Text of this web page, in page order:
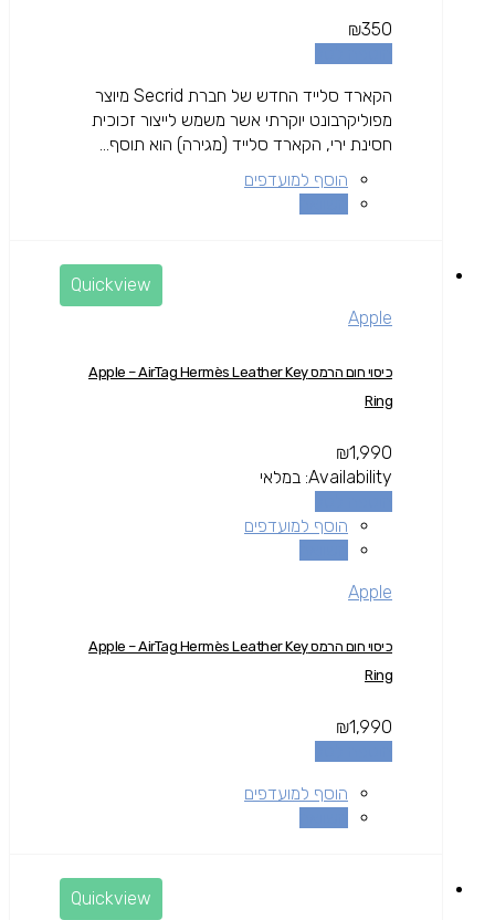
₪350
הקארד סלייד החדש של חברת Secrid מיוצר
מפוליקרבונט יוקרתי אשר משמש לייצור זכוכית
חסינת ירי, הקארד סלייד (מגירה) הוא תוסף...
הוסף למועדפים
Quickview
Apple
כיסוי חום הרמס Apple – AirTag Hermès Leather Key
Ring
₪1,990
Availability: במלאי
הוסף למועדפים
Apple
כיסוי חום הרמס Apple – AirTag Hermès Leather Key
Ring
₪1,990
הוסף למועדפים
Quickview